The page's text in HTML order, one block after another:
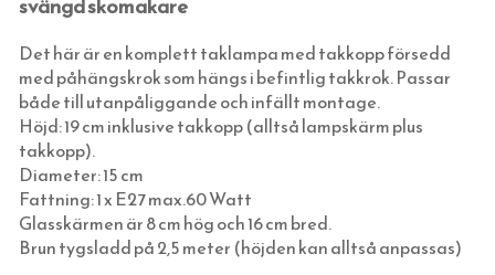
HATTAR OCH HUVUDBONADER
SKOSNÖREN, SKOKRÄM, INLÄGGSSULOR
SCARFAR, BANDANAS OCH FLUGOR
STRUMPOR
MORGONROCKAR OCH NATTKLÄDER
KLASSISKA HÄNGSLEN & ACCESSOARER
JUGENDLAMPOR (TAK, VÄGG & BORD)
SKOMAKARLAMPOR
SPELBORDSLAMPOR
TAKLAMPOR I PORSLIN & BAKELIT
BORDSLAMPOR
GOLVLAMPOR
KLASSISKA PORSLINSLAMPOR
ELMONTERADE FOTOGENLAMPOR
Det här är en komplett taklampa med takkopp försedd
med påhängskrok som hängs i befintlig takkrok. Passar
både till utanpåliggande och infällt montage.
Höjd: 19 cm inklusive takkopp (alltså lampskärm plus
takkopp).
Diameter: 15 cm
Fattning: 1 x E27 max.60 Watt
Glasskärmen är 8 cm hög och 16 cm bred.
Brun tygsladd på 2,5 meter (höjden kan alltså anpassas)